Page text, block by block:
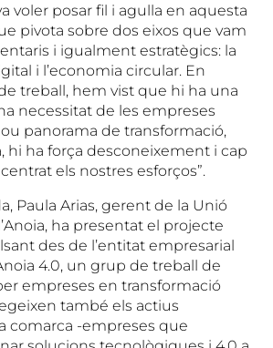
voler posar fil i agulla en aquesta
pivota sobre dos eixos que vam
i igualment estratègics: la
i l’economia circular. En
treball, hem vist que hi ha una
necessitat de les empreses
panorama de transformació,
hi ha força desconeixement i cap
els nostres esforços”.
Paula Arias, gerent de la Unió
ha presentat el projecte
des de l’entitat empresarial
4.0, un grup de treball de
empreses en transformació
també els actius
comarca -empreses que